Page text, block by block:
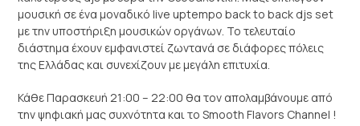
μουσική σε ένα μοναδικό live uptempo back to back djs set
με την υποστήριξη μουσικών οργάνων. Το τελευταίο
διάστημα έχουν εμφανιστεί ζωντανά σε διάφορες πόλεις
της Ελλάδας και συνεχίζουν με μεγάλη επιτυχία.
Κάθε Παρασκευή 21:00 – 22:00 θα τον απολαμβάνουμε από
την ψηφιακή μας συχνότητα και το Smooth Flavors Channel !